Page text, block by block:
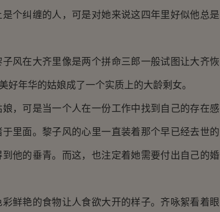
个纠缠的人，可是对她来说这四年里好似他总是
在大齐里像是两个拼命三郎一般试图让大齐恢
好年华的姑娘成了一个实质上的大龄剩女。
可是当一个人在一份工作中找到自己的存在感
里面。黎子风的心里一直装着那个早已经去世的
他的垂青。而这，也注定着她需要付出自己的婚
艳的食物让人食欲大开的样子。齐咏絮看着眼